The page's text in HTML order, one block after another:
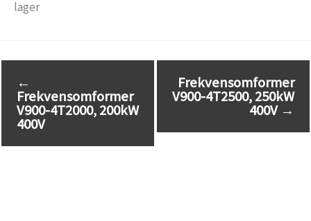
←
Frekvensomformer
V900-4T2000, 200kW
400V
Frekvensomformer
V900-4T2500, 250kW
400V →